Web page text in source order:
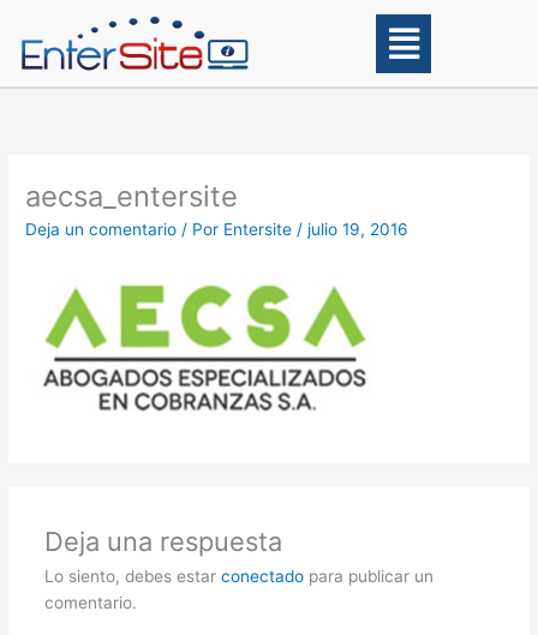
contenido
Main
Menu
aecsa_entersite
Deja un comentario / Por Entersite/julio 19, 2016
Deja una respuesta
Lo siento, debes estar conectadopara publicar un
comentario.